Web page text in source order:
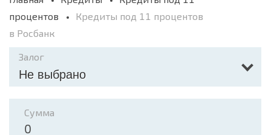
процентов
Кредиты под 11 процентов
в Росбанк
Залог
Не выбрано
Сумма